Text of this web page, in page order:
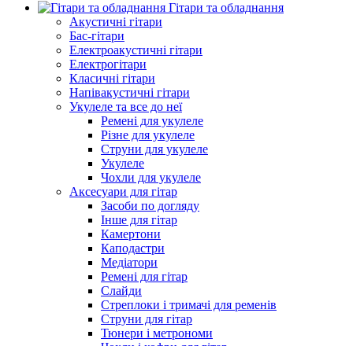
Гітари та обладнання
Акустичні гітари
Бас-гітари
Електроакустичні гітари
Електрогітари
Класичні гітари
Напівакустичні гітари
Укулеле та все до неї
Ремені для укулеле
Різне для укулеле
Струни для укулеле
Укулеле
Чохли для укулеле
Аксесуари для гітар
Засоби по догляду
Інше для гітар
Камертони
Каподастри
Медіатори
Ремені для гітар
Слайди
Стреплоки і тримачі для ременів
Струни для гітар
Тюнери і метрономи